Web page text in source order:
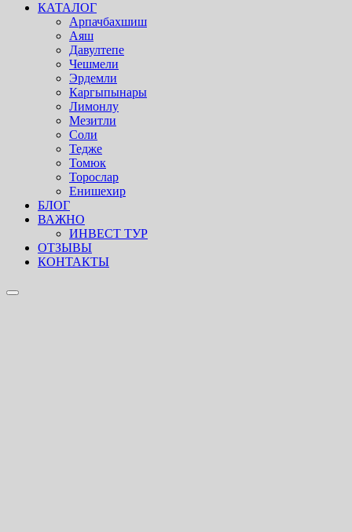
КАТАЛОГ
Арпачбахшиш
Аяш
Давултепе
Чешмели
Эрдемли
Каргыпынары
Лимонлу
Мезитли
Соли
Тедже
Томюк
Торослар
Енишехир
БЛОГ
ВАЖНО
ИНВЕСТ ТУР
ОТЗЫВЫ
КОНТАКТЫ